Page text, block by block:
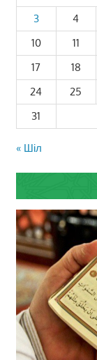
3
4
10
11
17
18
24
25
31
« Шіл